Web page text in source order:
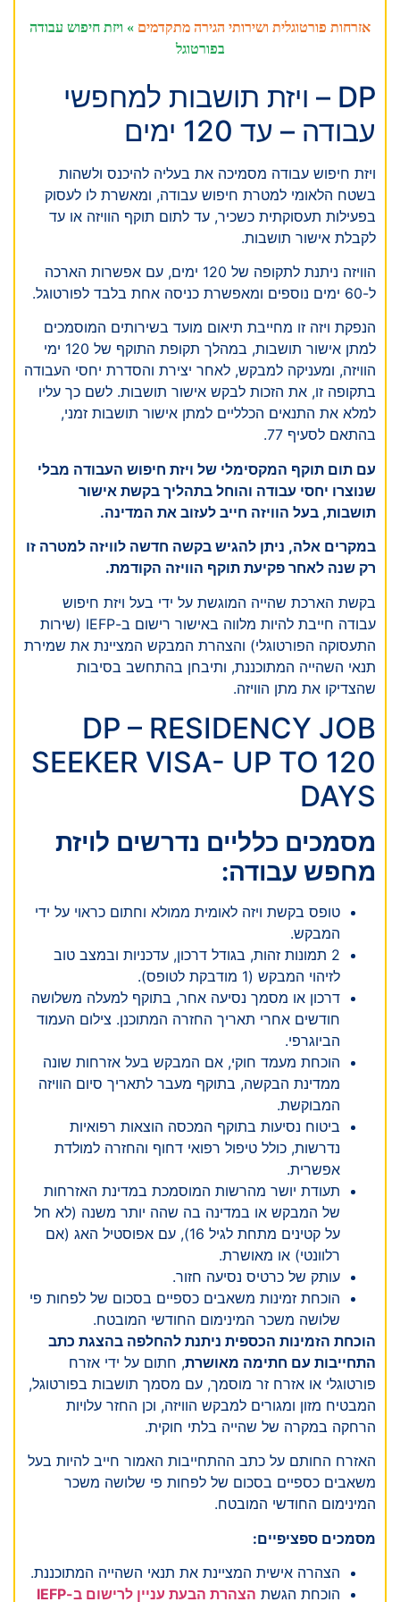
אזרחות פורטוגלית ושירותי הגירה מתקדמים » ויזת חיפוש עבודה
בפורטוגל
DP – ויזת תושבות למחפשי
עבודה – עד 120 ימים
ויזת חיפוש עבודה מסמיכה את בעליה להיכנס ולשהות
בשטח הלאומי למטרת חיפוש עבודה, ומאשרת לו לעסוק
בפעילות תעסוקתית כשכיר, עד לתום תוקף הוויזה או עד
לקבלת אישור תושבות.
הוויזה ניתנת לתקופה של 120 ימים, עם אפשרות הארכה
ל-60 ימים נוספים ומאפשרת כניסה אחת בלבד לפורטוגל.
הנפקת ויזה זו מחייבת תיאום מועד בשירותים המוסמכים
למתן אישור תושבות, במהלך תקופת התוקף של 120 ימי
הוויזה, ומעניקה למבקש, לאחר יצירת והסדרת יחסי העבודה
בתקופה זו, את הזכות לבקש אישור תושבות. לשם כך עליו
למלא את התנאים הכלליים למתן אישור תושבות זמני,
בהתאם לסעיף 77.
עם תום תוקף המקסימלי של ויזת חיפוש העבודה מבלי
שנוצרו יחסי עבודה והוחל בתהליך בקשת אישור
תושבות, בעל הוויזה חייב לעזוב את המדינה.
במקרים אלה, ניתן להגיש בקשה חדשה לוויזה למטרה זו
רק שנה לאחר פקיעת תוקף הוויזה הקודמת.
בקשת הארכת שהייה המוגשת על ידי בעל ויזת חיפוש
עבודה חייבת להיות מלווה באישור רישום ב-IEFP (שירות
התעסוקה הפורטוגלי) והצהרת המבקש המציינת את שמירת
תנאי השהייה המתוכננת, ותיבחן בהתחשב בסיבות
שהצדיקו את מתן הוויזה.
DP – RESIDENCY JOB
SEEKER VISA- UP TO 120
DAYS
מסמכים כלליים נדרשים לויזת
מחפש עבודה:
טופס בקשת ויזה לאומית ממולא וחתום כראוי על ידי
המבקש.
2 תמונות זהות, בגודל דרכון, עדכניות ובמצב טוב
לזיהוי המבקש (1 מודבקת לטופס).
דרכון או מסמך נסיעה אחר, בתוקף למעלה משלושה
חודשים אחרי תאריך החזרה המתוכנן. צילום העמוד
הביוגרפי.
הוכחת מעמד חוקי, אם המבקש בעל אזרחות שונה
ממדינת הבקשה, בתוקף מעבר לתאריך סיום הוויזה
המבוקשת.
ביטוח נסיעות בתוקף המכסה הוצאות רפואיות
נדרשות, כולל טיפול רפואי דחוף והחזרה למולדת
אפשרית.
תעודת יושר מהרשות המוסמכת במדינת האזרחות
של המבקש או במדינה בה שהה יותר משנה (לא חל
על קטינים מתחת לגיל 16), עם אפוסטיל האג (אם
רלוונטי) או מאושרת.
עותק של כרטיס נסיעה חזור.
הוכחת זמינות משאבים כספיים בסכום של לפחות פי
שלושה משכר המינימום החודשי המובטח.
הוכחת הזמינות הכספית ניתנת להחלפה בהצגת כתב
התחייבות עם חתימה מאושרת, חתום על ידי אזרח
פורטוגלי או אזרח זר מוסמך, עם מסמך תושבות בפורטוגל,
המבטיח מזון ומגורים למבקש הוויזה, וכן החזר עלויות
הרחקה במקרה של שהייה בלתי חוקית.
האזרח החותם על כתב ההתחייבות האמור חייב להיות בעל
משאבים כספיים בסכום של לפחות פי שלושה משכר
המינימום החודשי המובטח.
מסמכים ספציפיים:
הצהרה אישית המציינת את תנאי השהייה המתוכננת.
הוכחת הגשת
הצהרת הבעת עניין לרישום ב-IEFP